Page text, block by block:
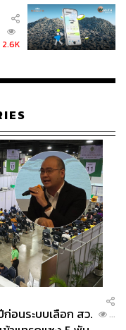
2.6K
ก่อนระบบเลือก สว.
...